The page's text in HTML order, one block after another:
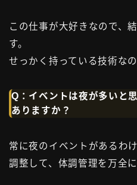
この仕事が大好きなので、
す。
せっかく持っている技術な
Q：イベントは夜が多いと
ありますか？
常に夜のイベントがあるわ
調整して、体調管理を万全に